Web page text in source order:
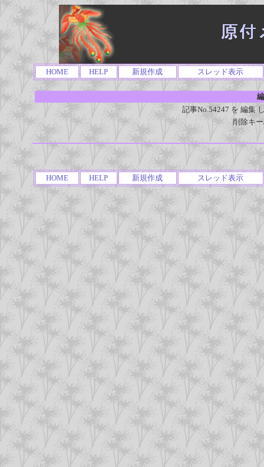
HOME HELP 新規作成 スレッド表示
記事No.54247 を 編集
削除キ
HOME HELP 新規作成 スレッド表示